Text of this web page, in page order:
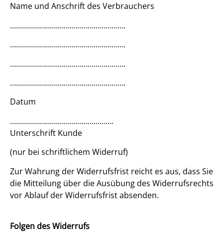
Name und Anschrift des Verbrauchers
………………………………………………….
………………………………………………….
………………………………………………….
………………………………………………….
Datum
…………………………………………….
Unterschrift Kunde
(nur bei schriftlichem Widerruf)
Zur Wahrung der Widerrufsfrist reicht es aus, dass Sie
die Mitteilung über die Ausübung des Widerrufsrechts
vor Ablauf der Widerrufsfrist absenden.
Folgen des Widerrufs